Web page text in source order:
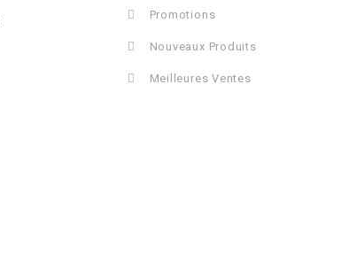
Promotions
Nouveaux Produits
Meilleures Ventes